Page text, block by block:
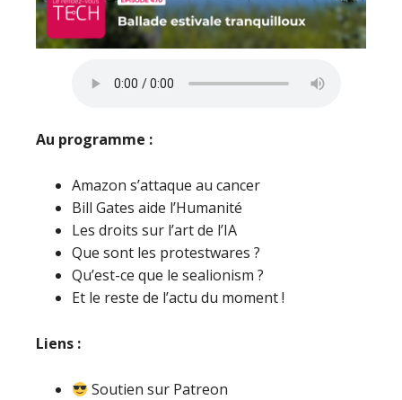
Au programme :
Amazon s’attaque au cancer
Bill Gates aide l’Humanité
Les droits sur l’art de l’IA
Que sont les protestwares ?
Qu’est-ce que le sealionism ?
Et le reste de l’actu du moment !
Liens :
Soutien sur Patreon